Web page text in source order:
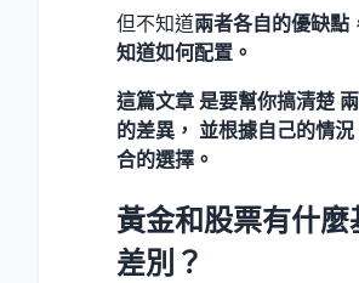
但不知道兩者各自的優缺點
知道如何配置。
這篇文章 是要幫你搞清楚
的差異， 並根據自己的情
合的選擇。
黃金和股票有什麼
差別？